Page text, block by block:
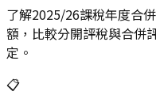
了解2025/26課稅年度合
額，比較分開評稅與合併
定。
📋